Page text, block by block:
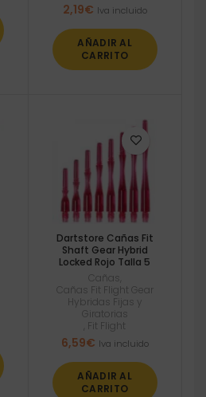
2,19€ Iva incluido
AÑADIR AL
CARRITO
Dartstore Cañas Fit
Shaft Gear Hybrid
Locked Rojo Talla 5
Cañas
Cañas Fit Flight Gear
Hybridas Fijas y
Giratorias
Fit Flight
6,59€ Iva incluido
AÑADIR AL
CARRITO